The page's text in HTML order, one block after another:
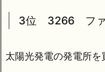
3位 3266 フ
太陽光発電の発電所を